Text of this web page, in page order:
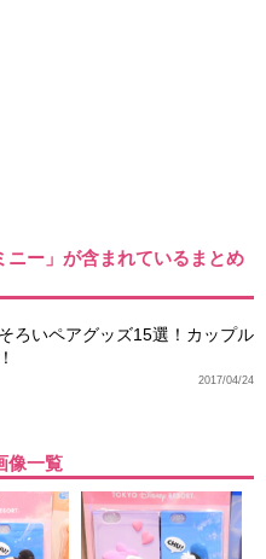
ニー」が含まれているまとめ
ろいペアグッズ15選！カップル
2017/04/24
像一覧